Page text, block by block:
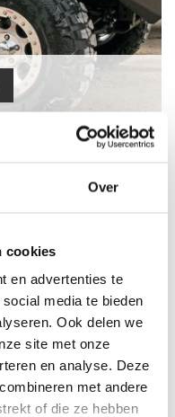
Over
cookies
en advertenties te
media te bieden
Ook delen we
site met onze
en analyse. Deze
met andere
of die ze hebben